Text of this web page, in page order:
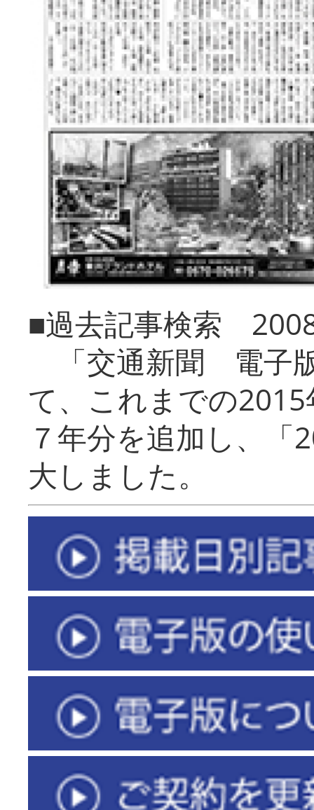
■過去記事検索
「交通新聞 電子
て、これまでの
７年分を追加し、「
大しまし